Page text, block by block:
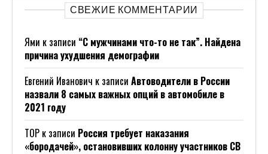
СВЕЖИЕ КОММЕНТАРИИ
Ями к записи “С мужчинами что-то не так”. Найдена
причина ухудшения демографии
Евгений Иванович к записи Автоводители в России
назвали 8 самых важных опций в автомобиле в
2021 году
ТОР к записи Россия требует наказания
«бородачей», остановивших колонну участников СВ